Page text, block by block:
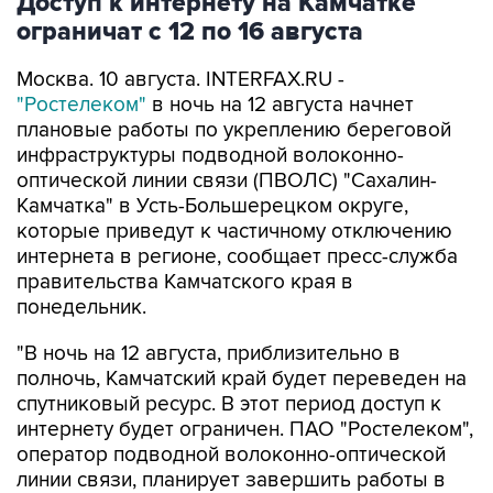
Москва. 10 августа. INTERFAX.RU -
плановые работы по укреплению береговой
инфраструктуры подводной волоконно-
оптической линии связи (ПВОЛС) "Сахалин-
Камчатка" в Усть-Большерецком округе,
которые приведут к частичному отключению
интернета в регионе, сообщает пресс-служба
правительства Камчатского края в
понедельник.
"В ночь на 12 августа, приблизительно в
спутниковый ресурс. В этот период доступ к
интернету будет ограничен. ПАО "Ростелеком",
оператор подводной волоконно-оптической
линии связи, планирует завершить работы в
течение четырех суток", - приводятся в
сообщении слова министра цифрового